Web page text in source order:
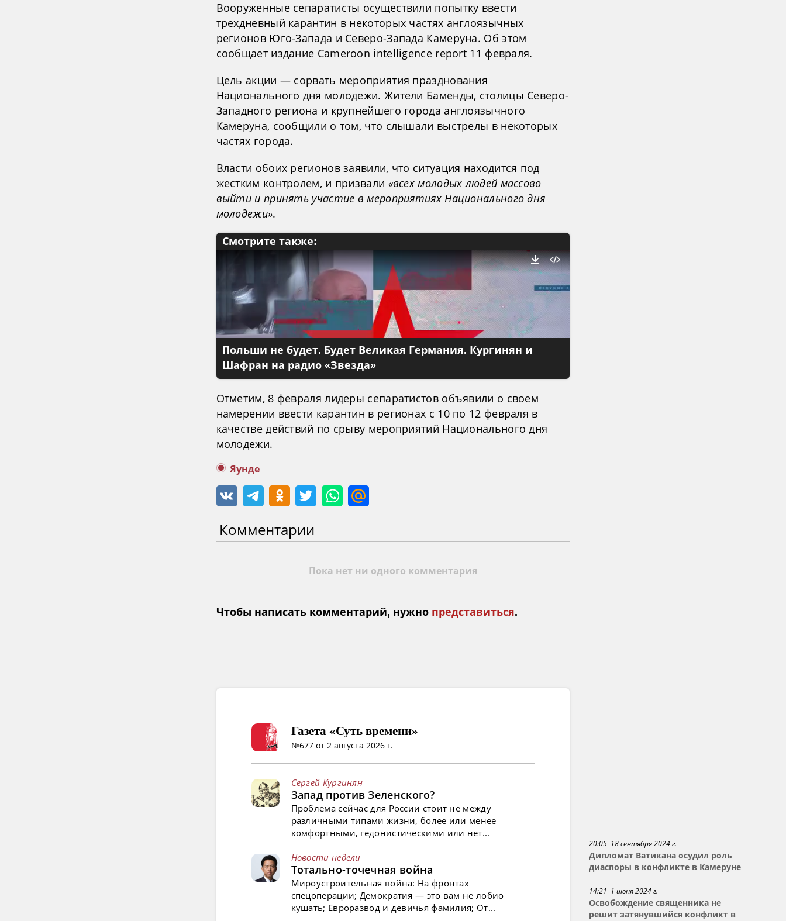
Вооруженные сепаратисты осуществили попытку ввести
трехдневный карантин в некоторых частях англоязычных
регионов Юго-Запада и Северо-Запада Камеруна. Об этом
сообщает издание Сameroon intelligence report 11 февраля.
Цель акции — сорвать мероприятия празднования
Национального дня молодежи. Жители Баменды, столицы Северо-
Западного региона и крупнейшего города англоязычного
Камеруна, сообщили о том, что слышали выстрелы в некоторых
частях города.
Власти обоих регионов заявили, что ситуация находится под
жестким контролем, и призвали «всех молодых людей массово
выйти и принять участие в мероприятиях Национального дня
молодежи».
Смотрите также:
Польши не будет. Будет Великая Германия. Кургинян и
Шафран на радио «Звезда»
Отметим, 8 февраля лидеры сепаратистов объявили о своем
намерении ввести карантин в регионах с 10 по 12 февраля в
качестве действий по срыву мероприятий Национального дня
молодежи.
Яунде
Комментарии
Пока нет ни одного комментария
Чтобы написать комментарий, нужно представиться.
20:05 18 сентября 2024 г.
Дипломат Ватикана осудил роль
диаспоры в конфликте в Камеруне
14:21 1 июня 2024 г.
Освобождение священника не
решит затянувшийся конфликт в
Газета «Суть времени»
№677 от 2 августа 2026 г.
Сергей Кургинян
Запад против Зеленского?
Проблема сейчас для России стоит не между
различными типами жизни, более или менее
комфортными, гедонистическими или нет...
Новости недели
Тотально-точечная война
Мироустроительная война: На фронтах
спецоперации; Демократия — это вам не лобио
кушать; Евроразвод и девичья фамилия; От...